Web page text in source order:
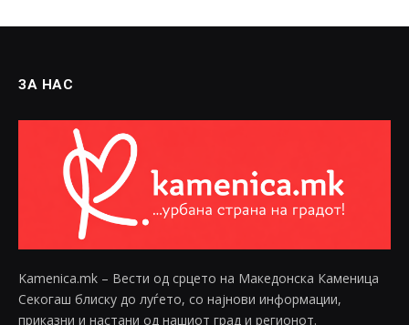
ЗА НАС
Kamenica.mk – Вести од срцето на Македонска Каменица
Секогаш блиску до луѓето, со најнови информации,
приказни и настани од нашиот град и регионот.